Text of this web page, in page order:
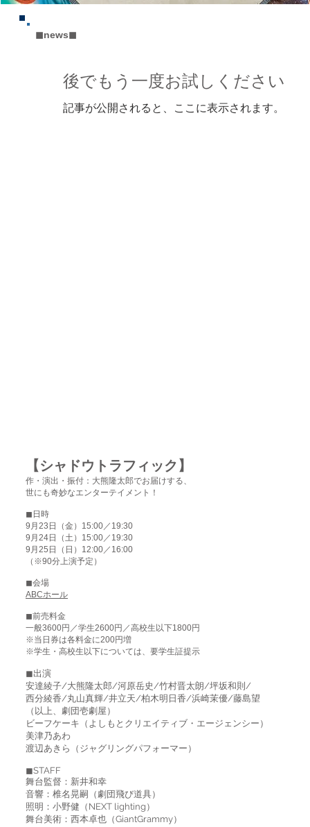
◼︎news◼︎
後でもう一度お試しください
記事が公開されると、ここに表示されます。
【シャドウトラフィック】
作・演出・振付：大熊隆太郎でお届けする、
世にも奇妙なエンターテイメント！
◼︎日時
9月23日（金）15:00／19:30
9月24日（土）15:00／19:30
9月25日（日）12:00／16:00
（※90分上演予定）
◼︎会場
ABCホール
◼︎前売料金
一般3600円／学生2600円／高校生以下1800円
※当日券は各料金に200円増
※学生・高校生以下については、要学生証提示
◼︎出演
安達綾子/大熊隆太郎/河原岳史/竹村晋太朗/坪坂和則/
西分綾香/丸山真輝/井立天/柏木明日香/浜崎茉優/藤島望
（以上、劇団壱劇屋）
ビーフケーキ（よしもとクリエイティブ・エージェンシー）
美津乃あわ
渡辺あきら（ジャグリングパフォーマー）
◼︎STAFF
舞台監督：新井和幸
音響：椎名晃嗣（劇団飛び道具）
照明：小野健（NEXT lighting）
舞台美術：西本卓也（GiantGrammy）